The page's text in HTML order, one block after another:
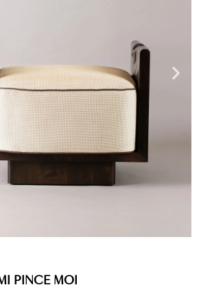
PINCE MOI